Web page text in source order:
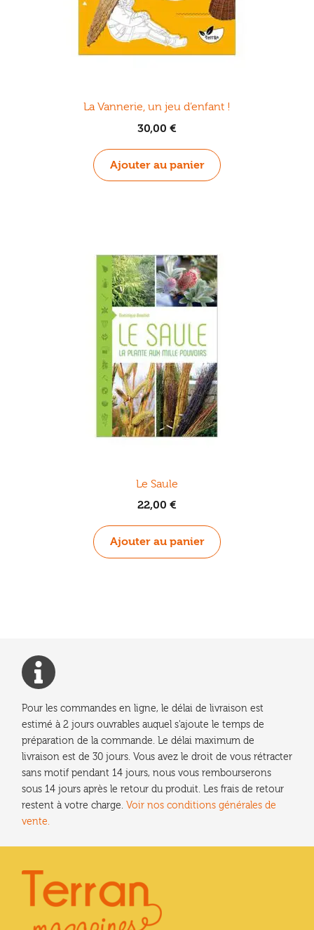
La Vannerie, un jeu d’enfant !
30,00 €
Ajouter au panier
Le Saule
22,00 €
Ajouter au panier
Pour les commandes en ligne, le délai de livraison est
estimé à 2 jours ouvrables auquel s'ajoute le temps de
préparation de la commande. Le délai maximum de
livraison est de 30 jours. Vous avez le droit de vous rétracter
sans motif pendant 14 jours, nous vous rembourserons
sous 14 jours après le retour du produit. Les frais de retour
restent à votre charge. Voir nos conditions générales de
vente.